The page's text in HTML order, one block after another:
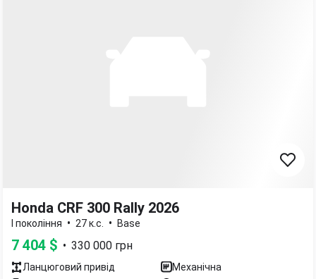
Honda CRF 300 Rally 2026
I покоління • 27 к.с. • Base
7 404 $ • 330 000 грн
Ланцюговий привід
Механічна